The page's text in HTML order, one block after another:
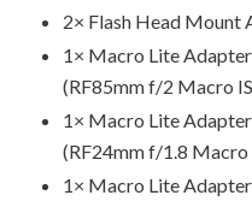
2× Flash Head Mount
1× Macro Lite
(RF85mm f/2 Macro
1× Macro Lite
(RF24mm f/1.8 Macro
1× Macro Lite